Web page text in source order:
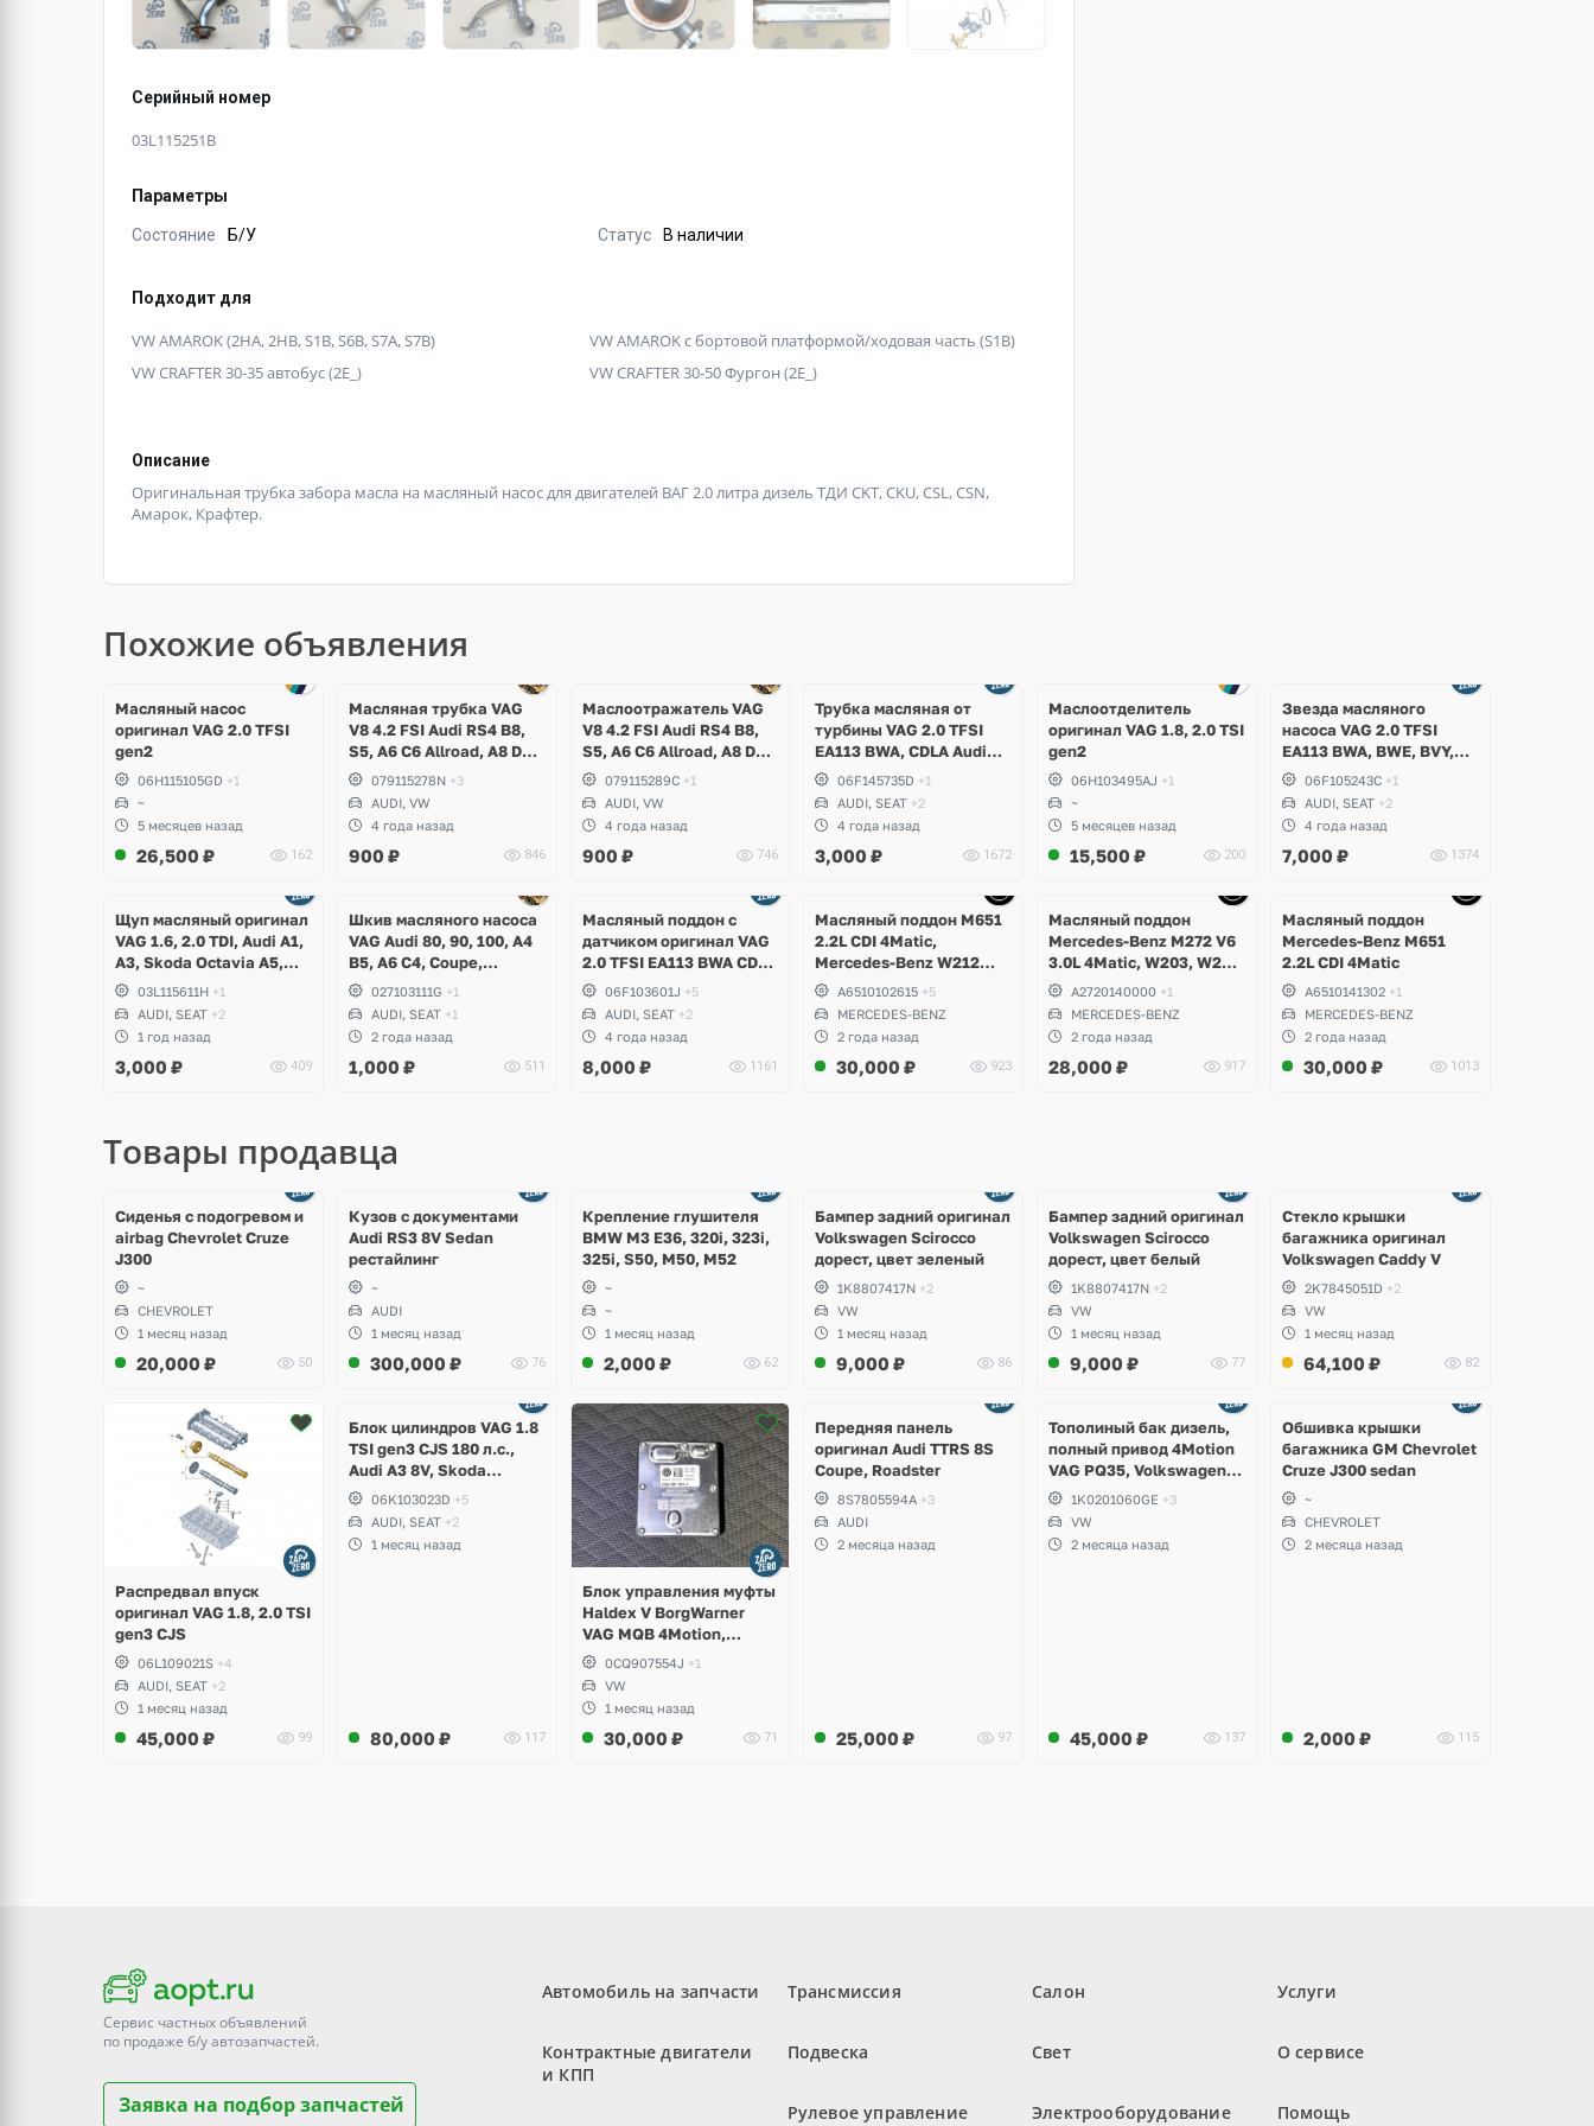
Серийный номер
03L115251B
Параметры
Состояние Б/У Статус В наличии
Подходит для
VW AMAROK (2HA, 2HB, S1B, S6B, S7A, S7B)
VW AMAROK c бортовой платформой/ходовая часть (S1B)
VW CRAFTER 30-35 автобус (2E_)
VW CRAFTER 30-50 Фургон (2E_)
Описание
Оригинальная трубка забора масла на масляный насос для двигателей ВАГ 2.0 литра дизель ТДИ CKT, CKU, CSL, CSN,
Амарок, Крафтер.
Похожие объявления
Масляный насос
оригинал VAG 2.0 TFSI
gen2
06H115105GD +1
~
5 месяцев назад
26,500 ₽ 162
Масляная трубка VAG
V8 4.2 FSI Audi RS4 B8,
S5, A6 C6 Allroad, A8 D3,
Q7, Volkswagen Touareg
079115278N +3
AUDI, VW
4 года назад
900 ₽ 846
Маслоотражатель VAG
V8 4.2 FSI Audi RS4 B8,
S5, A6 C6 Allroad, A8 D3,
Q7, Volkswagen Touareg
079115289C +1
AUDI, VW
4 года назад
900 ₽ 746
Трубка масляная от
турбины VAG 2.0 TFSI
EA113 BWA, CDLA Audi
A3, TT, Volkswagen Golf
V GTI, Passat B6, Eos,
Skoda Octavia A5 RS,
Seat Leon Cupra
06F145735D +1
AUDI, SEAT +2
4 года назад
3,000 ₽ 1672
Маслоотделитель
оригинал VAG 1.8, 2.0 TSI
gen2
06H103495AJ +1
~
5 месяцев назад
15,500 ₽ 200
Звезда масляного
насоса VAG 2.0 TFSI
EA113 BWA, BWE, BVY,
CDLA, CDLC, Audi,
Volkswagen, Skoda, Seat
06F105243C +1
AUDI, SEAT +2
4 года назад
7,000 ₽ 1374
Щуп масляный оригинал
VAG 1.6, 2.0 TDI, Audi A1,
A3, Skoda Octavia A5,
Superb, Yeti, Rapid,
Volkswagen Golf V, VI,
Plus, Jetta, Scirocco,
Caddy, Passat B6, B7,
Polo, Touran, Seat Leon,
03L115611H +1
AUDI, SEAT +2
1 год назад
3,000 ₽ 409
Шкив масляного насоса
VAG Audi 80, 90, 100, A4
B5, A6 C4, Coupe,
Volkswagen Golf 1, 2, 3,
Corrado, Scirocco, Jetta,
Passat B2, B3, B4, B5,
Seat Toledo, Cordoba,
Ibiza
027103111G +1
AUDI, SEAT +1
2 года назад
1,000 ₽ 511
Масляный поддон с
датчиком оригинал VAG
2.0 TFSI EA113 BWA CDLA
CDLC CDLG
06F103601J +5
AUDI, SEAT +2
4 года назад
8,000 ₽ 1161
Масляный поддон M651
2.2L CDI 4Matic,
Mercedes-Benz W212
E250d, W204 GLK
A6510102615 +5
MERCEDES-BENZ
2 года назад
30,000 ₽ 923
Масляный поддон
Mercedes-Benz M272 V6
3.0L 4Matic, W203, W204
C-Class, GLK, W211,
W212 E-Class, W221 S-
Class, W164 ML, W251 R-
Class, W639 Vito
A2720140000 +1
MERCEDES-BENZ
2 года назад
28,000 ₽ 917
Масляный поддон
Mercedes-Benz M651
2.2L CDI 4Matic
A6510141302 +1
MERCEDES-BENZ
2 года назад
30,000 ₽ 1013
Товары продавца
Сиденья с подогревом и
airbag Chevrolet Cruze
J300
~
CHEVROLET
1 месяц назад
20,000 ₽ 50
Кузов с документами
Audi RS3 8V Sedan
рестайлинг
~
AUDI
1 месяц назад
300,000 ₽ 76
Крепление глушителя
BMW M3 E36, 320i, 323i,
325i, S50, M50, M52
~
~
1 месяц назад
2,000 ₽ 62
Бампер задний оригинал
Volkswagen Scirocco
дорест, цвет зеленый
1K8807417N +2
VW
1 месяц назад
9,000 ₽ 86
Бампер задний оригинал
Volkswagen Scirocco
дорест, цвет белый
1K8807417N +2
VW
1 месяц назад
9,000 ₽ 77
Стекло крышки
багажника оригинал
Volkswagen Caddy V
2K7845051D +2
VW
1 месяц назад
64,100 ₽ 82
Распредвал впуск
оригинал VAG 1.8, 2.0 TSI
gen3 CJS
06L109021S +4
AUDI, SEAT +2
1 месяц назад
45,000 ₽ 99
2 фото
Блок цилиндров VAG 1.8
TSI gen3 CJS 180 л.с.,
Audi A3 8V, Skoda
Octavia A7, Superb,
Volkswagen Passat B8,
Golf VII Alltrack, Seat
Leon
06K103023D +5
AUDI, SEAT +2
1 месяц назад
80,000 ₽ 117
Блок управления муфты
Haldex V BorgWarner
VAG MQB 4Motion,
Volkswagen Tiguan
0CQ907554J +1
VW
1 месяц назад
30,000 ₽ 71
2 фото
Передняя панель
оригинал Audi TTRS 8S
Coupe, Roadster
8S7805594A +3
AUDI
2 месяца назад
25,000 ₽ 97
Тополиный бак дизель,
полный привод 4Motion
VAG PQ35, Volkswagen
Scirocco, Golf V, VI,
Skoda Yeti, Octavia A5,
Superb, Audi A3, Seat
Altea
1K0201060GE +3
VW
2 месяца назад
45,000 ₽ 137
Обшивка крышки
багажника GM Chevrolet
Cruze J300 sedan
~
CHEVROLET
2 месяца назад
2,000 ₽ 115
Сервис частных объявлений
по продаже б/уавтозапчастей.
Заявка на подбор запчастей
Автомобиль на запчасти
Контрактные двигатели
и КПП
Трансмиссия
Подвеска
Рулевое управление
Салон
Свет
Электрооборудование
Услуги
О сервисе
Помощь